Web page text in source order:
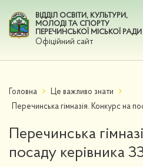
ВІДДІЛ ОСВІТИ, КУЛЬТУРИ,
МОЛОДІ ТА СПОРТУ
ПЕРЕЧИНСЬКОЇ МІСЬКОЇ РАДИ
Офіційний сайт
Головна
Це важливо знати
Перечинська гімназія. Конкурс на
Перечинська
посаду керівника